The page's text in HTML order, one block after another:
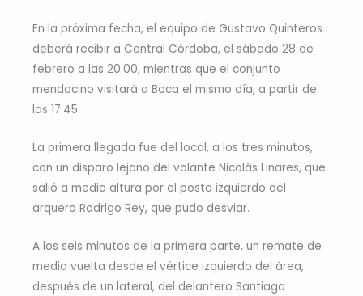
En la próxima fecha, el equipo de Gustavo Quinteros
deberá recibir a Central Córdoba, el sábado 28 de
febrero a las 20:00, mientras que el conjunto
mendocino visitará a Boca el mismo día, a partir de
las 17:45.
La primera llegada fue del local, a los tres minutos,
con un disparo lejano del volante Nicolás Linares, que
salió a media altura por el poste izquierdo del
arquero Rodrigo Rey, que pudo desviar.
A los seis minutos de la primera parte, un remate de
media vuelta desde el vértice izquierdo del área,
después de un lateral, del delantero Santiago